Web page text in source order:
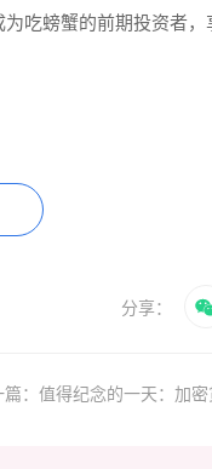
吃螃蟹的前期投资者
分享：